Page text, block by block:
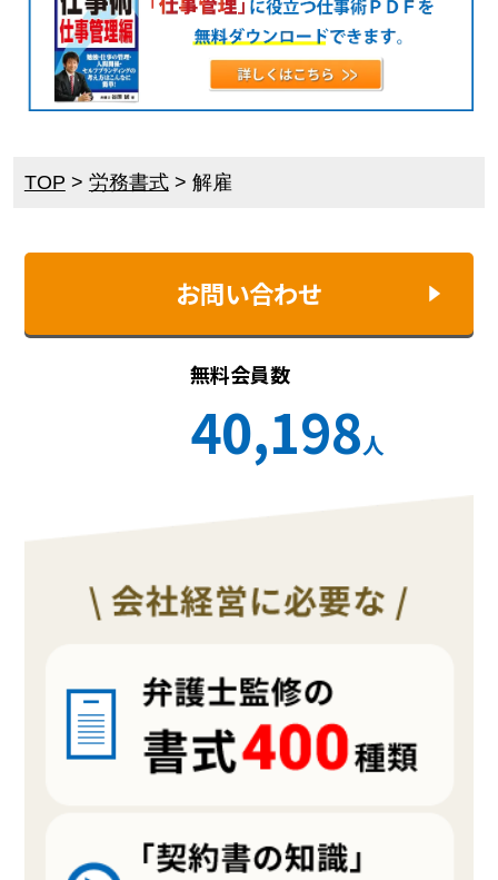
TOP > 労務書式> 解雇
お問い合わせ
無料会員数
40,198人